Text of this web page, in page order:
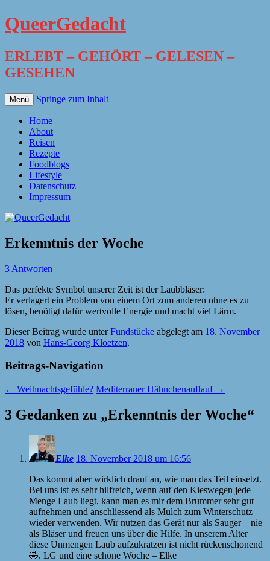
QueerGedacht
ERLEBT – GEHÖRT – GELESEN –
GESEHEN
Menü Springe zum Inhalt
Home
About
Reisen
Rezepte
Foodblogs
Lifestyle
Datenschutz
Impressum
Erkenntnis der Woche
3 Antworten
Das perfekte Symbol unserer Zeit ist der Laubbläser:
Er verlagert ein Problem von einem Ort zum anderen ohne es zu
lösen, benötigt dafür wertvolle Energie und macht viel Lärm.
Dieser Beitrag wurde unterFundstücke abgelegt am 18. November
2018 von Hans-Georg Kloetzen.
Beitrags-Navigation
← Weihnachtsgefühle? Mediterraner Hähnchenauflauf →
3 Gedanken zu „Erkenntnis der Woche“
Elke 18. November 2018 um 16:56
Das kommt aber wirklich drauf an, wie man das Teil einsetzt.
Bei uns ist es sehr hilfreich, wenn auf den Kieswegen jede
Menge Laub liegt, kann man es mir dem Brummer sehr gut
aufnehmen und anschliessend als Mulch zum Winterschutz
wieder verwenden. Wir nutzen das Gerät nur als Sauger – nie
als Bläser und freuen uns über die Hilfe. In unserem Alter
diese Unmengen Laub aufzukratzen ist nicht rückenschonend
🤣. LG und eine schöne Woche – Elke